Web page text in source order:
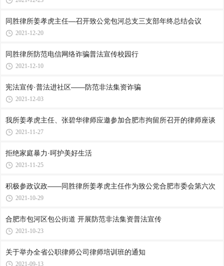
同胜律所姜孝虎主任—召开致公党包河总支三支部年终总结会议
2021-12-20
同胜律所防范电信网络诈骗普法宣传校园行
2021-12-10
宪法宣传·普法进社区——防范非法集资诈骗
2021-12-03
我所姜孝虎主任、张碧华律师应邀参加合肥市拘留所召开的律师座谈
2021-11-27
拒绝家庭暴力·呵护美好生活
2021-11-25
积极参政议政——同胜律所姜孝虎主任作为致公党合肥市委会第六次
2021-10-29
合肥市包河区包公街道 开展防范非法集资普法宣传
2021-10-23
关于举办全省公职律师公司律师培训班的通知
2021-09-13